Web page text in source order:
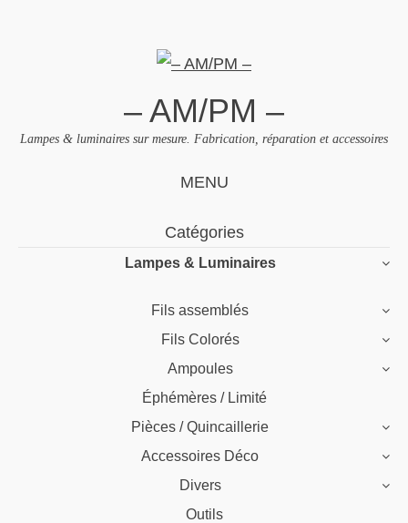
– AM/PM –
Lampes & luminaires sur mesure. Fabrication, réparation et accessoires
MENU
Catégories
Lampes & Luminaires
Fils assemblés
Fils Colorés
Ampoules
Éphémères / Limité
Pièces / Quincaillerie
Accessoires Déco
Divers
Outils